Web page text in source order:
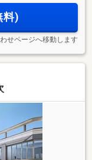
料)
せページへ移動します